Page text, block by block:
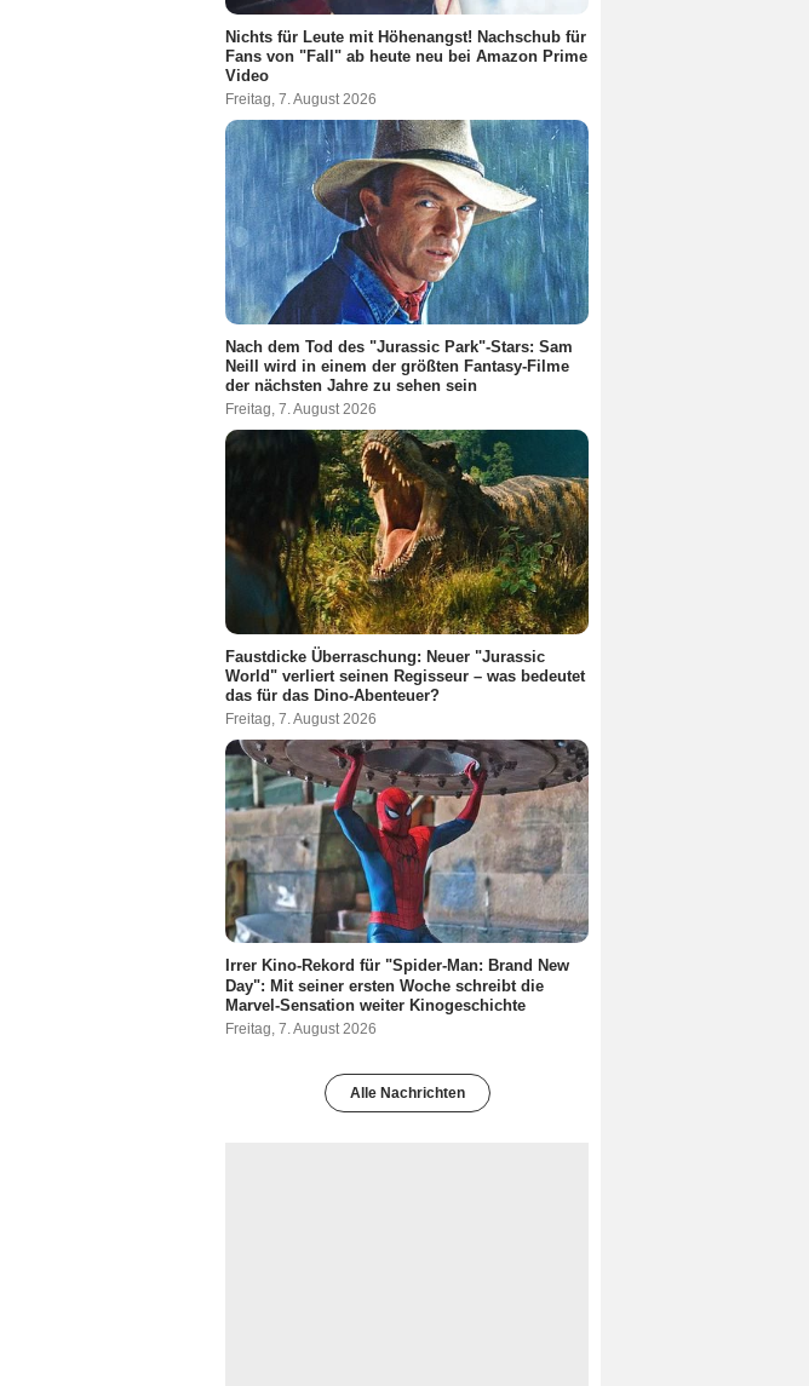
Nichts für Leute mit Höhenangst! Nachschub für
Fans von "Fall" ab heute neu bei Amazon Prime
Video
Freitag, 7. August 2026
Nach dem Tod des "Jurassic Park"-Stars: Sam
Neill wird in einem der größten Fantasy-Filme
der nächsten Jahre zu sehen sein
Freitag, 7. August 2026
Faustdicke Überraschung: Neuer "Jurassic
World" verliert seinen Regisseur – was bedeutet
das für das Dino-Abenteuer?
Freitag, 7. August 2026
Irrer Kino-Rekord für "Spider-Man: Brand New
Day": Mit seiner ersten Woche schreibt die
Marvel-Sensation weiter Kinogeschichte
Freitag, 7. August 2026
Alle Nachrichten